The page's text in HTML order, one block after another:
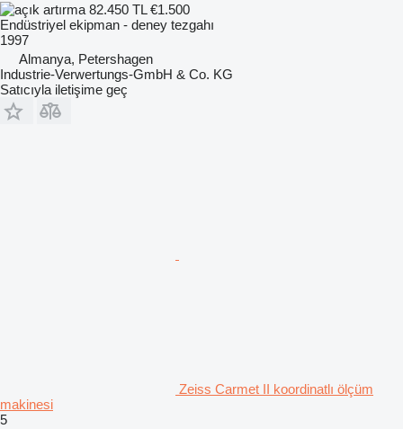
82.450 TL€1.500
Endüstriyel ekipman - deney tezgahı
1997
Almanya, Petershagen
Industrie-Verwertungs-GmbH & Co. KG
Satıcıyla iletişime geç
Zeiss Carmet II koordinatlı ölçüm
makinesi
5